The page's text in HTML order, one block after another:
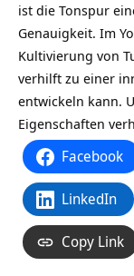
ist die Tonspur
Genauigkeit. Im
Kultivierung von
verhilft zu einer
entwickeln kann.
Eigenschaften
Facebook
LinkedIn
Copy Link